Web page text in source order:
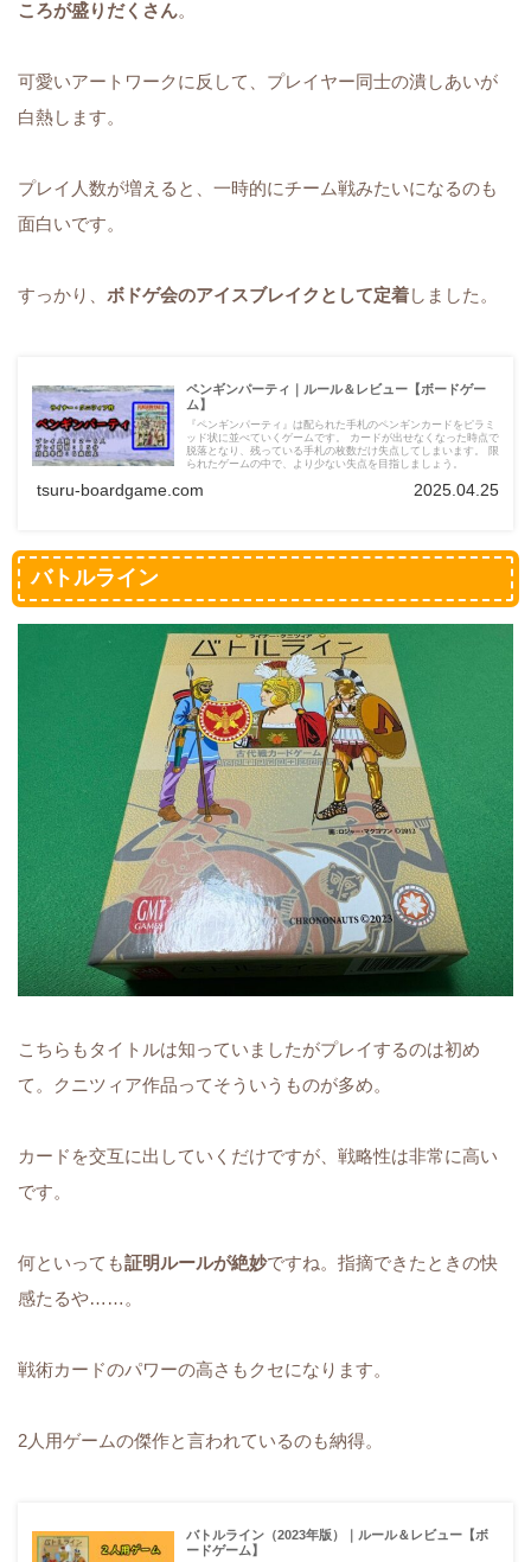
ころが盛りだくさん。
可愛いアートワークに反して、プレイヤー同士の潰しあいが
白熱します。
プレイ人数が増えると、一時的にチーム戦みたいになるのも
面白いです。
すっかり、 ボドゲ会のアイスブレイクとして定着しました。
ペンギンパーティ｜ルール＆レビュー【ボードゲー
ム】
『ペンギンパーティ』は配られた手札のペンギンカードをピラミ
ッド状に並べていくゲームです。 カードが出せなくなった時点で
脱落となり、残っている手札の枚数だけ失点してしまいます。 限
られたゲームの中で、より少ない失点を目指しましょう。
tsuru-boardgame.com 2025.04.25
バトルライン
こちらもタイトルは知っていましたがプレイするのは初め
て。クニツィア作品ってそういうものが多め。
カードを交互に出していくだけですが、戦略性は非常に高い
です。
何といっても証明ルールが絶妙ですね。指摘できたときの快
感たるや……。
戦術カードのパワーの高さもクセになります。
2人用ゲームの傑作と言われているのも納得。
バトルライン（2023年版）｜ルール＆レビュー【ボ
ードゲーム】